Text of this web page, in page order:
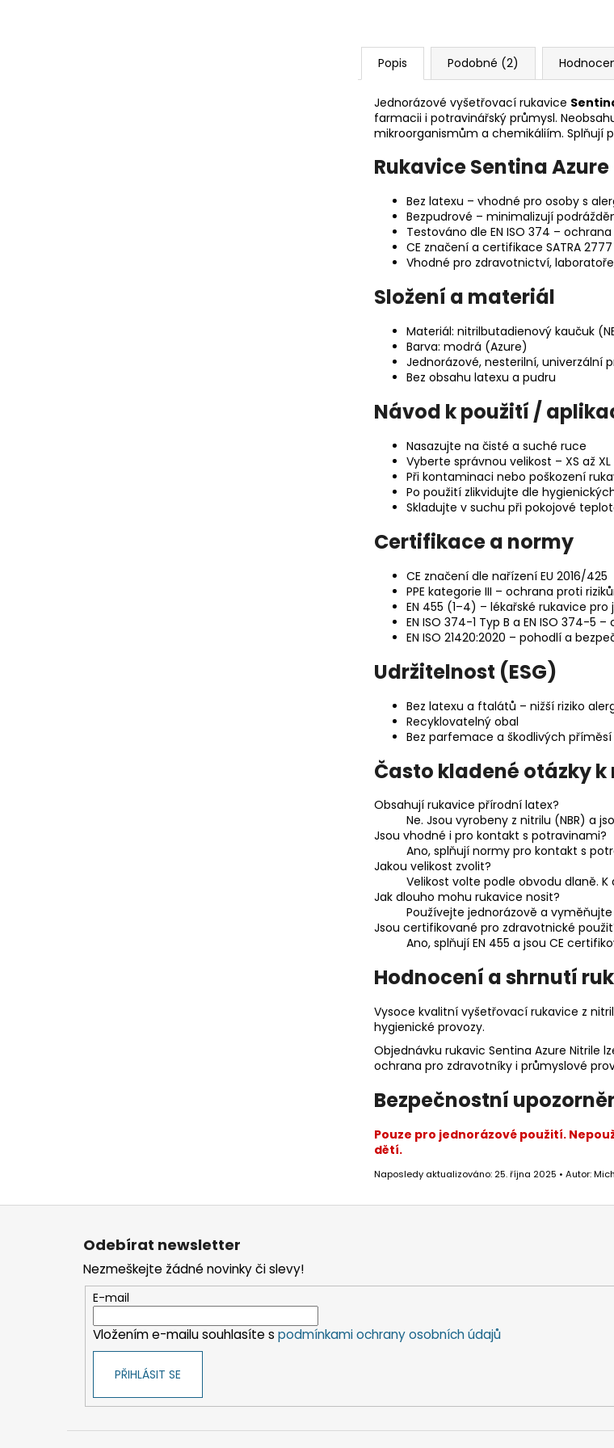
Popis Podobné (2)
Jednorázové vyšetřovací rukavice
farmacii i potravinářský průmysl.
mikroorganismům a chemikáliím. Splňují
Rukavice Sentina
Bez latexu – vhodné pro osoby s
Bezpudrové – minimalizují
Testováno dle EN ISO 374 –
CE značení a certifikace SATRA 2777
Vhodné pro zdravotnictví,
Složení a materiál
Materiál: nitrilbutadienový kaučuk
Barva: modrá (Azure)
Jednorázové, nesterilní, univerzální
Bez obsahu latexu a pudru
Návod k použití /
Nasazujte na čisté a suché ruce
Vyberte správnou velikost – XS až XL
Při kontaminaci nebo poškození
Po použití zlikvidujte dle
Skladujte v suchu při pokojové
Certifikace a normy
CE značení dle nařízení EU 2016/425
PPE kategorie III – ochrana proti
EN 455 (1–4) – lékařské rukavice
EN ISO 374-1 Typ B a EN ISO 374-
EN ISO 21420:2020 – pohodlí a
Udržitelnost (ESG)
Bez latexu a ftalátů – nižší riziko
Recyklovatelný obal
Bez parfemace a škodlivých příměsí
Často kladené otázky
Obsahují rukavice přírodní latex?
Ne. Jsou vyrobeny z nitrilu (NBR) a
Jsou vhodné i pro kontakt s potravinami?
Ano, splňují normy pro kontakt s
Jakou velikost zvolit?
Velikost volte podle obvodu dlaně. K
Jak dlouho mohu rukavice nosit?
Používejte jednorázově a
Jsou certifikované pro zdravotnické
Ano, splňují EN 455 a jsou CE
Hodnocení a shrnutí
Vysoce kvalitní vyšetřovací rukavice z
hygienické provozy.
Objednávku rukavic Sentina Azure Nitrile
ochrana pro zdravotníky i průmyslové
Bezpečnostní
Pouze pro jednorázové použití.
dětí.
Naposledy aktualizováno: 25. října 2025 • Autor:
Z
Odebírat newsletter
Nezmeškejte žádné novinky či slevy!
E-mail
Vložením e-mailu souhlasíte s podmínkami ochrany osobních údajů
PŘIHLÁSIT SE